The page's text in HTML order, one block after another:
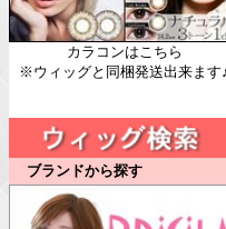
カラコンはこちら
※ウィッグと同梱発送出来ます
ブランドから探す